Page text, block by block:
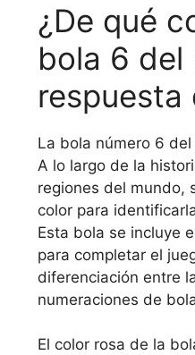
¿De qué
bola 6 del
respuesta
La bola número 6
A lo largo de la
regiones del mundo,
color para
Esta bola se incluye
para completar el
diferenciación entre
numeraciones de
El color rosa de la